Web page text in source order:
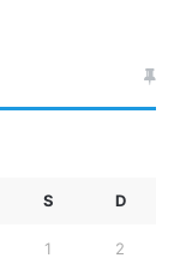
con Vision
della Unità 1
dello
S D
1 2